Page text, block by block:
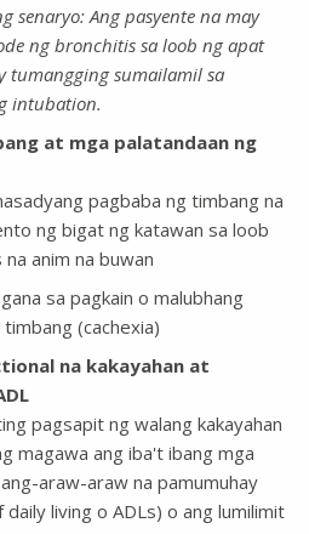
senaryo: Ang pasyente na may
ng bronchitis sa loob ng apat
tumangging sumailamil sa
intubation.
at mga palatandaan ng
pagbaba ng timbang na
ng bigat ng katawan sa loob
na anim na buwan
sa pagkain o malubhang
(cachexia)
na kakayahan at
pagsapit ng walang kakayahan
magawa ang iba't ibang mga
araw-araw na pamumuhay
living o ADLs) o ang lumilimit